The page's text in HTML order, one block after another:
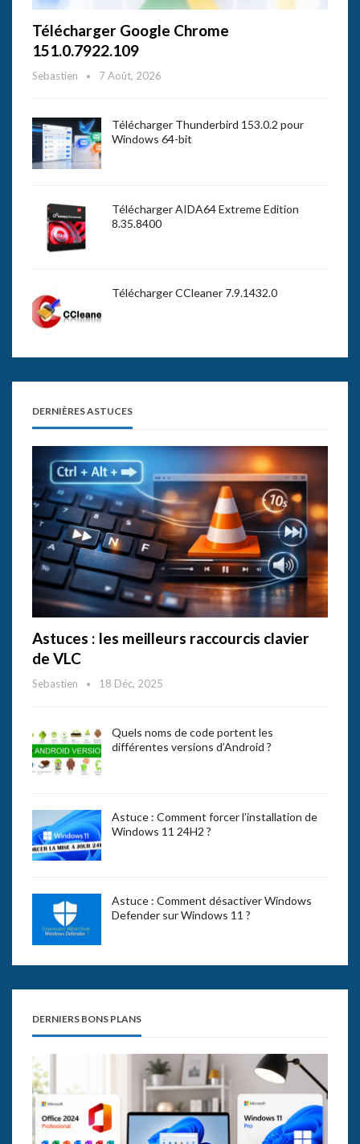
Télécharger Google Chrome
151.0.7922.109
Sebastien 7 Août, 2026
Télécharger Thunderbird 153.0.2 pour
Windows 64-bit
Télécharger AIDA64 Extreme Edition
8.35.8400
Télécharger CCleaner 7.9.1432.0
DERNIÈRES ASTUCES
Astuces : les meilleurs raccourcis clavier
de VLC
Sebastien 18 Déc, 2025
Quels noms de code portent les
différentes versions d’Android ?
Astuce : Comment forcer l’installation de
Windows 11 24H2 ?
Astuce : Comment désactiver Windows
Defender sur Windows 11 ?
DERNIERS BONS PLANS